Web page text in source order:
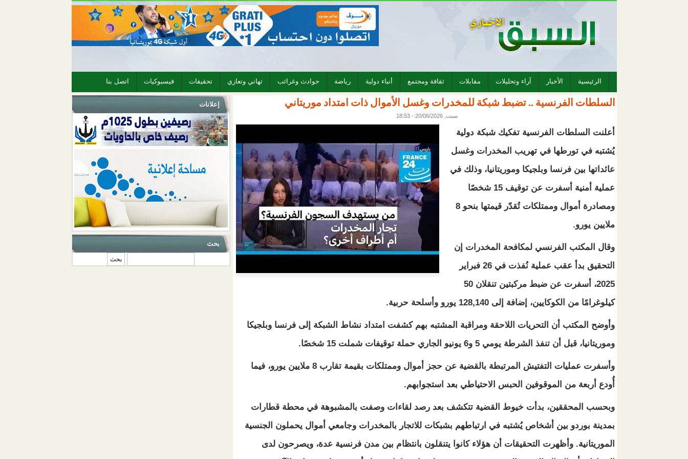
الرئيسية الأخبار آراء وتحليلات مقابلات ثقافة ومجتمع أنباء دولية رياضة حوادث وغرائب تهاني وتعازي تحقيقات فيسبوكيات اتصل بنا
إعلانات
بحث
السلطات الفرنسية .. تضبط شبكة للمخدرات وغسل الأموال ذات امتداد موريتاني
سبت, 20/06/2026 - 18:53
أعلنت السلطات الفرنسية تفكيك شبكة دولية
يُشتبه في تورطها في تهريب المخدرات وغسل
عائداتها بين فرنسا وبلجيكا وموريتانيا، وذلك في
عملية أمنية أسفرت عن توقيف 15 شخصًا
ومصادرة أموال وممتلكات تُقدّر قيمتها بنحو 8
ملايين يورو.
وقال المكتب الفرنسي لمكافحة المخدرات إن
التحقيق بدأ عقب عملية نُفذت في 26 فبراير
2025، أسفرت عن ضبط مركبتين تنقلان 50
كيلوغرامًا من الكوكايين، إضافة إلى 128,140 يورو وأسلحة حربية.
وأوضح المكتب أن التحريات اللاحقة ومراقبة المشتبه بهم كشفت امتداد نشاط الشبكة إلى فرنسا وبلجيكا
وموريتانيا، قبل أن تنفذ الشرطة يومي 5 و6 يونيو الجاري حملة توقيفات شملت 15 شخصًا.
وأسفرت عمليات التفتيش المرتبطة بالقضية عن حجز أموال وممتلكات بقيمة تقارب 8 ملايين يورو، فيما
أُودع أربعة من الموقوفين الحبس الاحتياطي بعد استجوابهم.
وبحسب المحققين، بدأت خيوط القضية تتكشف بعد رصد لقاءات وصفت بالمشبوهة في محطة قطارات
بمدينة بوردو بين أشخاص يُشتبه في ارتباطهم بشبكات للاتجار بالمخدرات وجامعي أموال يحملون الجنسية
الموريتانية. وأظهرت التحقيقات أن هؤلاء كانوا يتنقلون بانتظام بين مدن فرنسية عدة، ويصرحون لدى